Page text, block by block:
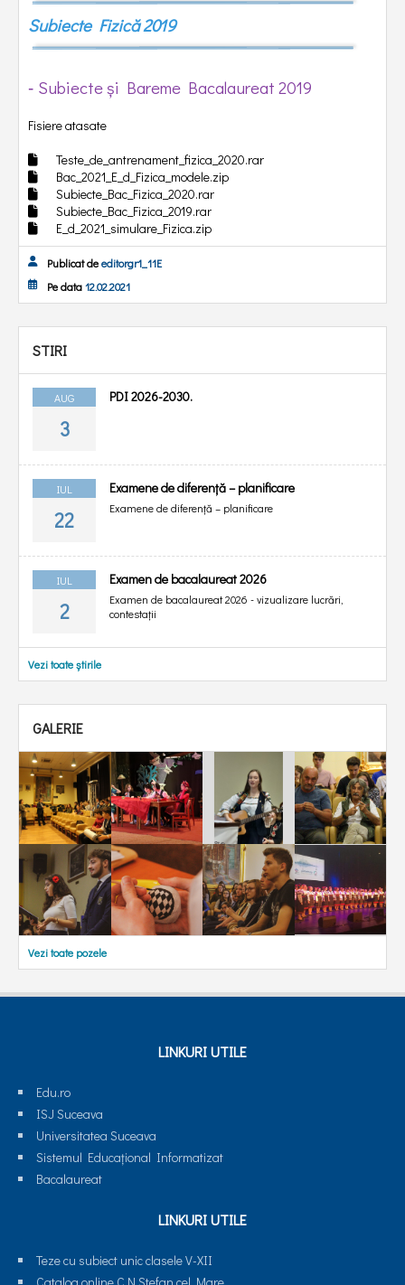
Subiecte Fizică 2019
- Subiecte și Bareme Bacalaureat 2019
Fisiere atasate
Teste_de_antrenament_fizica_2020.rar
Bac_2021_E_d_Fizica_modele.zip
Subiecte_Bac_Fizica_2020.rar
Subiecte_Bac_Fizica_2019.rar
E_d_2021_simulare_Fizica.zip
Publicat deeditorgr1_11E
Pe data12.02.2021
STIRI
AUG
3
PDI 2026-2030.
IUL
22
Examene de diferență – planificare
Examene de diferență – planificare
IUL
2
Examen de bacalaureat 2026
Examen de bacalaureat 2026 - vizualizare lucrări,
contestații
Vezi toate știrile
GALERIE
Vezi toate pozele
LINKURI UTILE
Edu.ro
ISJ Suceava
Universitatea Suceava
Sistemul Educaţional Informatizat
Bacalaureat
LINKURI UTILE
Teze cu subiect unic clasele V-XII